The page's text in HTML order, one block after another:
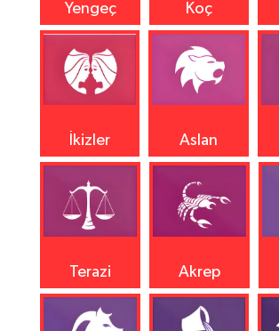
Yengeç Koç
İkizler Aslan
Terazi Akrep